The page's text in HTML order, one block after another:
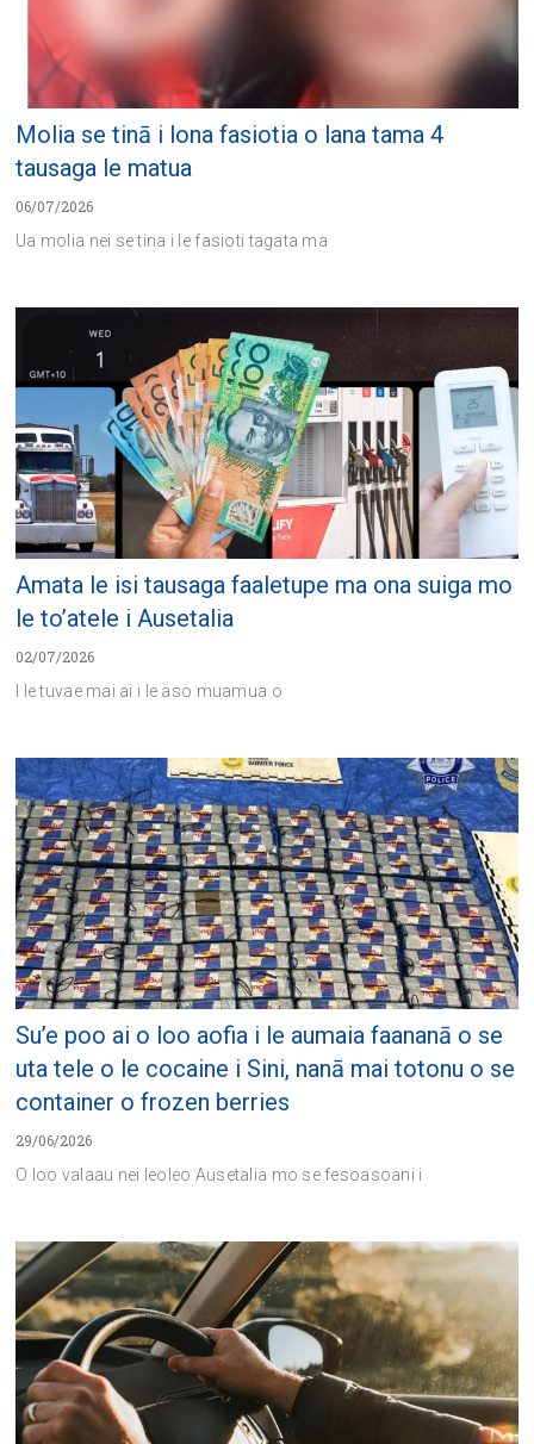
Molia se tinā i lona fasiotia o lana tama 4
tausaga le matua
06/07/2026
Ua molia nei se tina i le fasioti tagata ma
Amata le isi tausaga faaletupe ma ona suiga mo
le to’atele i Ausetalia
02/07/2026
I le tuvae mai ai i le aso muamua o
Su’e poo ai o loo aofia i le aumaia faananā o se
uta tele o le cocaine i Sini, nanā mai totonu o se
container o frozen berries
29/06/2026
O loo valaau nei leoleo Ausetalia mo se fesoasoani i